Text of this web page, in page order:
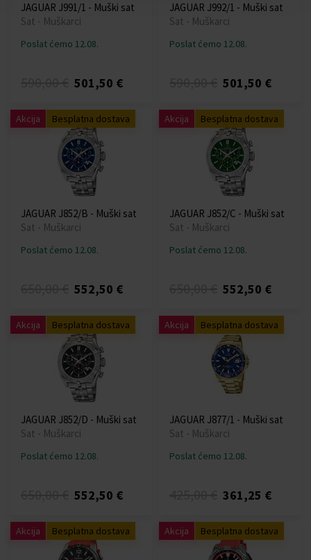
JAGUAR J991/1 - Muški sat
Sat - Muškarci
Poslat ćemo 12.08.
501,50 €
JAGUAR J992/1 - Muški sat
Sat - Muškarci
Poslat ćemo 12.08.
501,50 €
Akcija Besplatna dostava
JAGUAR J852/B - Muški sat
Sat - Muškarci
Poslat ćemo 12.08.
552,50 €
Akcija Besplatna dostava
JAGUAR J852/C - Muški sat
Sat - Muškarci
Poslat ćemo 12.08.
552,50 €
Akcija Besplatna dostava
JAGUAR J852/D - Muški sat
Sat - Muškarci
Poslat ćemo 12.08.
552,50 €
Akcija Besplatna dostava
JAGUAR J877/1 - Muški sat
Sat - Muškarci
Poslat ćemo 12.08.
361,25 €
Akcija Besplatna dostava Akcija Besplatna dostava